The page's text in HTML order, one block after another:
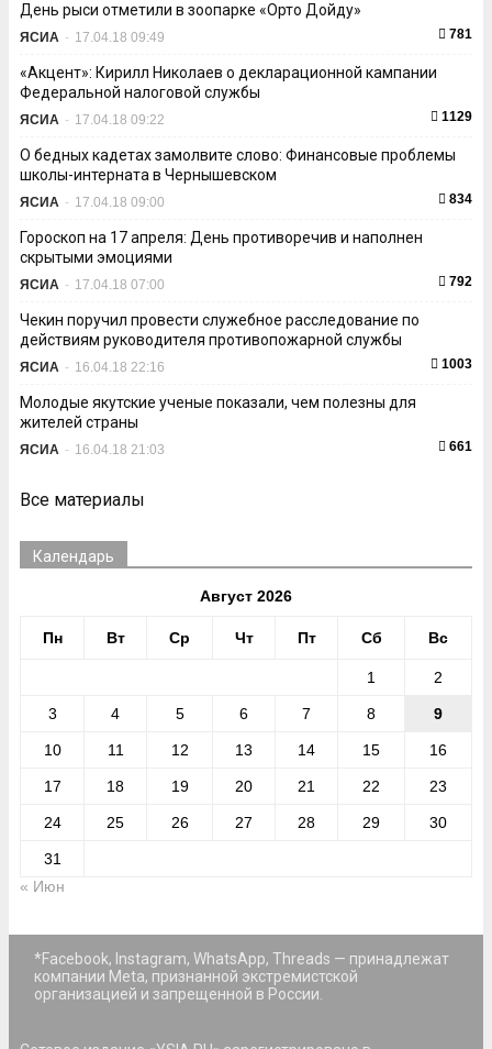
День рыси отметили в зоопарке «Орто Дойду»
ЯСИА - 17.04.18 09:49 781
«Акцент»: Кирилл Николаев о декларационной кампании
Федеральной налоговой службы
ЯСИА - 17.04.18 09:22 1129
О бедных кадетах замолвите слово: Финансовые проблемы
школы-интерната в Чернышевском
ЯСИА - 17.04.18 09:00 834
Гороскоп на 17 апреля: День противоречив и наполнен
скрытыми эмоциями
ЯСИА - 17.04.18 07:00 792
Чекин поручил провести служебное расследование по
действиям руководителя противопожарной службы
ЯСИА - 16.04.18 22:16 1003
Молодые якутские ученые показали, чем полезны для
жителей страны
ЯСИА - 16.04.18 21:03 661
Все материалы
Календарь
Август 2026
Пн Вт Ср Чт Пт Сб Вс
1 2
3 4 5 6 7 8 9
10 11 12 13 14 15 16
17 18 19 20 21 22 23
24 25 26 27 28 29 30
31
« Июн
*Facebook, Instagram, WhatsApp, Threads — принадлежат
компании Meta, признанной экстремистской
организацией и запрещенной в России.